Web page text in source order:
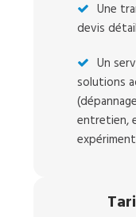
Une
devis
Un
solutions
entretien,